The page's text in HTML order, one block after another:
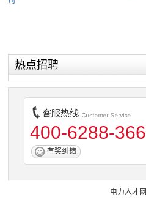
热点招聘
400-6288-366
有奖纠错
电力人才网